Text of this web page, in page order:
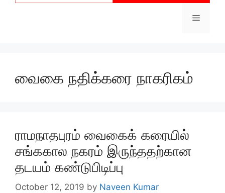
Menu
வைகை நதிக்கரை நாகரிகம்
ராமநாதபுரம் வைகைக் கரையில்
சங்ககால நகரம் இருந்ததற்கான
தடயம் கண்டுபிடிப்பு
October 12, 2019 by Naveen Kumar